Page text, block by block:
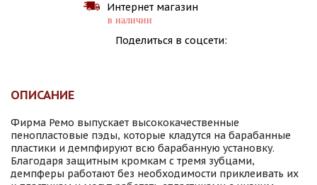
Интернет магазин
в наличии
Поделиться в соцсети:
ОПИСАНИЕ
Фирма Ремо выпускает высококачественные
пенопластовые пэды, которые кладутся на барабанные
пластики и демпфируют всю барабанную установку.
Благодаря защитным кромкам с тремя зубцами,
демпферы работают без необходимости приклеивать их